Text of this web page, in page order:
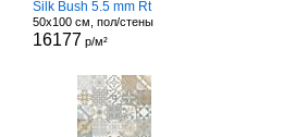
Silk Bush 5.5 mm Rt
50x100 см, пол/стены
16177 р/м²